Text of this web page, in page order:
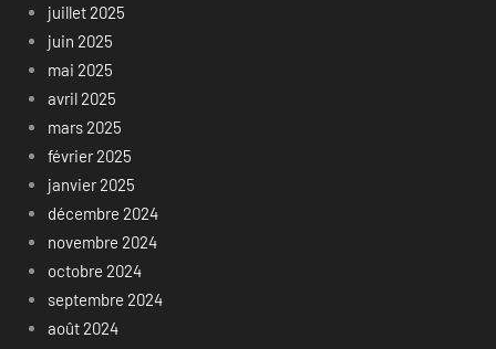
juillet 2025
juin 2025
mai 2025
avril 2025
mars 2025
février 2025
janvier 2025
décembre 2024
novembre 2024
octobre 2024
septembre 2024
août 2024